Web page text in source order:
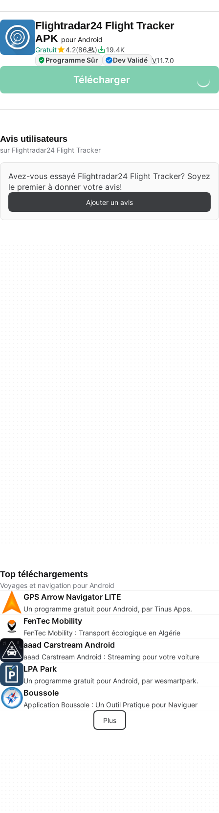
Flightradar24 Flight Tracker
APK pour Android
Gratuit
4.2 86
19.4K
Programme Sûr
Dev Validé V11.7.0
Télécharger
Avis utilisateurs
sur Flightradar24 Flight Tracker
Avez-vous essayé Flightradar24 Flight Tracker? Soyez
le premier à donner votre avis!
Ajouter un avis
Top téléchargements
Voyages et navigation pour Android
GPS Arrow Navigator LITE
Un programme gratuit pour Android, par Tinus Apps.
FenTec Mobility
FenTec Mobility : Transport écologique en Algérie
aaad Carstream Android
aaad Carstream Android : Streaming pour votre voiture
LPA Park
Un programme gratuit pour Android, par wesmartpark.
Boussole
Application Boussole : Un Outil Pratique pour Naviguer
Plus